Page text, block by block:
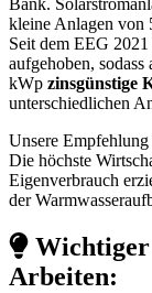
Bank.
kleine Anlagen von
Seit dem EEG
aufgehoben,
kWp zinsgünstige
unterschiedlichen
Unsere
Die höchste
Eigenverbrauch
der
Arbeiten: